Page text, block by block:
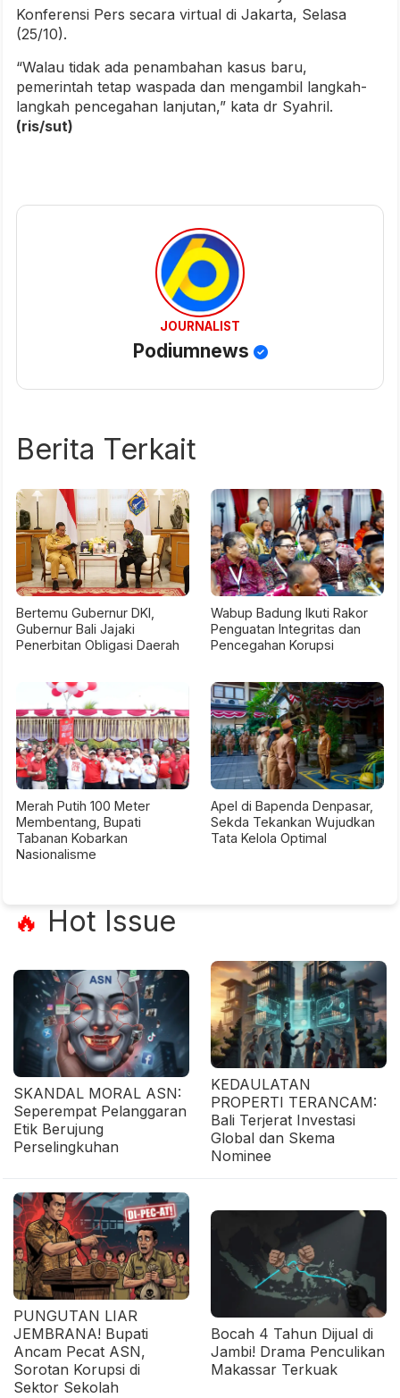
Konferensi Pers secara virtual di Jakarta, Selasa
(25/10).
“Walau tidak ada penambahan kasus baru,
pemerintah tetap waspada dan mengambil langkah-
langkah pencegahan lanjutan,” kata dr Syahril.
(ris/sut)
JOURNALIST
Podiumnews
Berita Terkait
Bertemu Gubernur DKI,
Gubernur Bali Jajaki
Penerbitan Obligasi Daerah
Wabup Badung Ikuti Rakor
Penguatan Integritas dan
Pencegahan Korupsi
Merah Putih 100 Meter
Membentang, Bupati
Tabanan Kobarkan
Nasionalisme
Apel di Bapenda Denpasar,
Sekda Tekankan Wujudkan
Tata Kelola Optimal
🔥 Hot Issue
SKANDAL MORAL ASN:
Seperempat Pelanggaran
Etik Berujung
Perselingkuhan
KEDAULATAN
PROPERTI TERANCAM:
Bali Terjerat Investasi
Global dan Skema
Nominee
PUNGUTAN LIAR
JEMBRANA! Bupati
Ancam Pecat ASN,
Sorotan Korupsi di
Sektor Sekolah
Bocah 4 Tahun Dijual di
Jambi! Drama Penculikan
Makassar Terkuak